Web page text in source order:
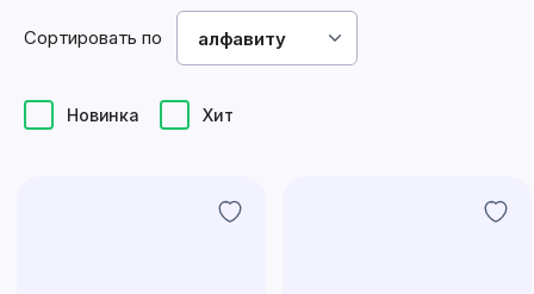
Новинка Хит
Сортировать по алфавиту